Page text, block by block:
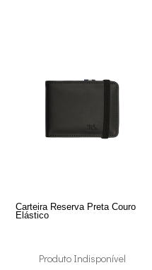
Carteira Reserva Preta Couro
Elástico
Produto Indisponível